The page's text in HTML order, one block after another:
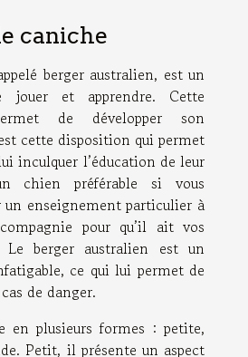
caniche
berger australien, est un
et apprendre. Cette
de développer son
cette disposition qui permet
inculquer l’éducation de leur
chien préférable si vous
enseignement particulier à
pour qu’il ait vos
berger australien est un
ce qui lui permet de
de danger.
en plusieurs formes : petite,
Petit, il présente un aspect